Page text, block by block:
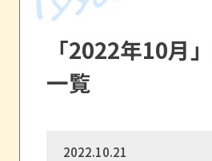
「2022年10月
一覧
2022.10.21